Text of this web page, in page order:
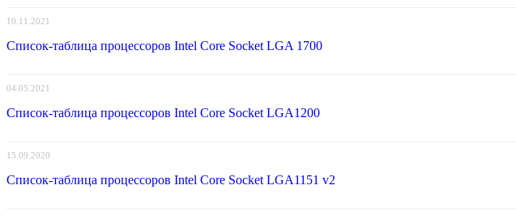
10.11.2021
Список-таблица процессоров Intel Core Socket LGA 1700
04.05.2021
Список-таблица процессоров Intel Core Socket LGA1200
15.09.2020
Список-таблица процессоров Intel Core Socket LGA1151 v2